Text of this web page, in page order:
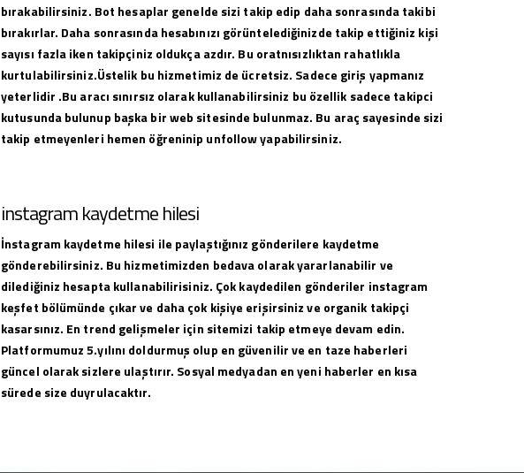
bırakabilirsiniz. Bot hesaplar genelde sizi takip edip daha sonrasında takibi
bırakırlar. Daha sonrasında hesabınızı görüntelediğinizde takip ettiğiniz kişi
sayısı fazla iken takipçiniz oldukça azdır. Bu oratnısızlıktan rahatlıkla
kurtulabilirsiniz.Üstelik bu hizmetimiz de ücretsiz. Sadece giriş yapmanız
yeterlidir .Bu aracı sınırsız olarak kullanabilirsiniz bu özellik sadece takipci
kutusunda bulunup başka bir web sitesinde bulunmaz. Bu araç sayesinde sizi
takip etmeyenleri hemen öğreninip unfollow yapabilirsiniz.
instagram kaydetme hilesi
İnstagram kaydetme hilesi ile paylaştığınız gönderilere kaydetme
gönderebilirsiniz. Bu hizmetimizden bedava olarak yararlanabilir ve
dilediğiniz hesapta kullanabilirisiniz. Çok kaydedilen gönderiler instagram
keşfet bölümünde çıkar ve daha çok kişiye erişirsiniz ve organik takipçi
kasarsınız. En trend gelişmeler için sitemizi takip etmeye devam edin.
Platformumuz 5.yılını doldurmuş olup en güvenilir ve en taze haberleri
güncel olarak sizlere ulaştırır. Sosyal medyadan en yeni haberler en kısa
sürede size duyrulacaktır.